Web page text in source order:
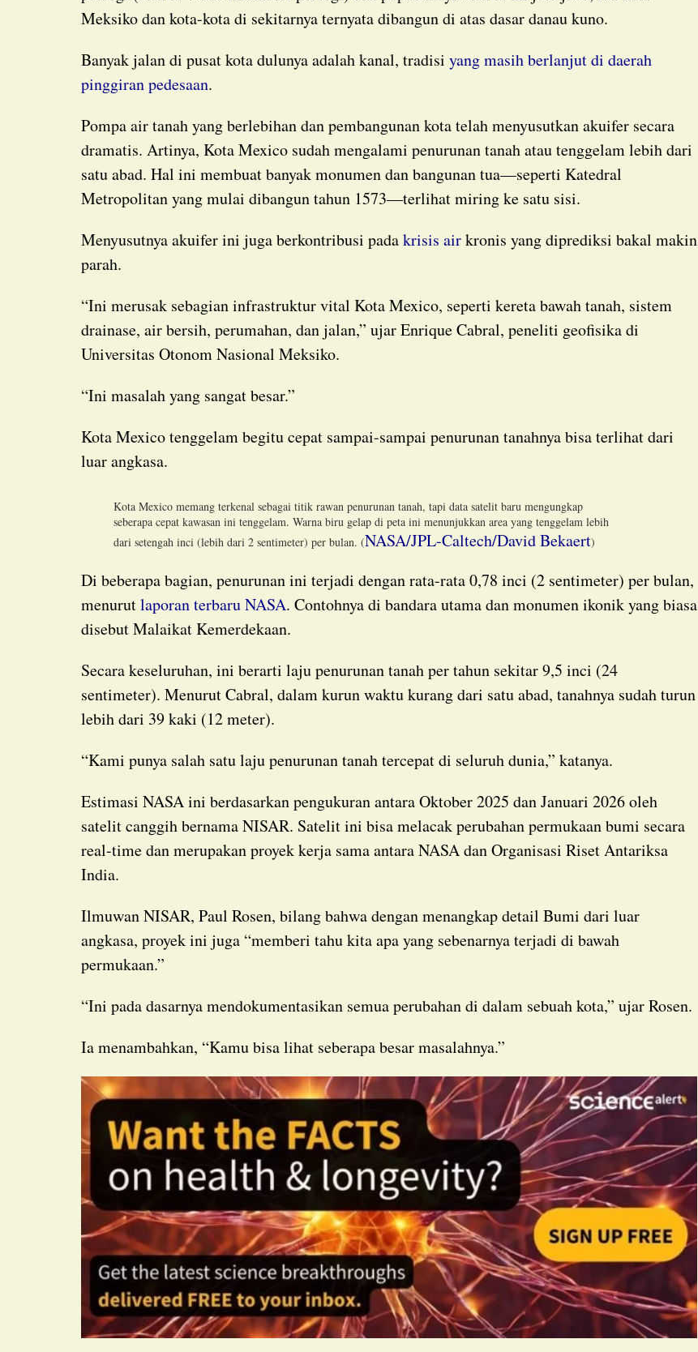
Meksiko dan kota-kota di sekitarnya ternyata dibangun di atas dasar danau kuno.
Banyak jalan di pusat kota dulunya adalah kanal, tradisiyang masih berlanjut di daerah
pinggiran pedesaan.
Pompa air tanah yang berlebihan dan pembangunan kota telah menyusutkan akuifer secara
dramatis. Artinya, Kota Mexico sudah mengalami penurunan tanah atau tenggelam lebih dari
satu abad. Hal ini membuat banyak monumen dan bangunan tua—seperti Katedral
Metropolitan yang mulai dibangun tahun 1573—terlihat miring ke satu sisi.
Menyusutnya akuifer ini juga berkontribusi padakrisis airkronis yang diprediksi bakal makin
parah.
“Ini merusak sebagian infrastruktur vital Kota Mexico, seperti kereta bawah tanah, sistem
drainase, air bersih, perumahan, dan jalan,” ujar Enrique Cabral, peneliti geofisika di
Universitas Otonom Nasional Meksiko.
“Ini masalah yang sangat besar.”
Kota Mexico tenggelam begitu cepat sampai-sampai penurunan tanahnya bisa terlihat dari
luar angkasa.
Kota Mexico memang terkenal sebagai titik rawan penurunan tanah, tapi data satelit baru mengungkap
seberapa cepat kawasan ini tenggelam. Warna biru gelap di peta ini menunjukkan area yang tenggelam lebih
dari setengah inci (lebih dari 2 sentimeter) per bulan. (NASA/JPL-Caltech/David Bekaert)
Di beberapa bagian, penurunan ini terjadi dengan rata-rata 0,78 inci (2 sentimeter) per bulan,
menurutlaporan terbaru NASA. Contohnya di bandara utama dan monumen ikonik yang biasa
disebut Malaikat Kemerdekaan.
Secara keseluruhan, ini berarti laju penurunan tanah per tahun sekitar 9,5 inci (24
sentimeter). Menurut Cabral, dalam kurun waktu kurang dari satu abad, tanahnya sudah turun
lebih dari 39 kaki (12 meter).
“Kami punya salah satu laju penurunan tanah tercepat di seluruh dunia,” katanya.
Estimasi NASA ini berdasarkan pengukuran antara Oktober 2025 dan Januari 2026 oleh
satelit canggih bernama NISAR. Satelit ini bisa melacak perubahan permukaan bumi secara
real-time dan merupakan proyek kerja sama antara NASA dan Organisasi Riset Antariksa
India.
Ilmuwan NISAR, Paul Rosen, bilang bahwa dengan menangkap detail Bumi dari luar
angkasa, proyek ini juga “memberi tahu kita apa yang sebenarnya terjadi di bawah
permukaan.”
“Ini pada dasarnya mendokumentasikan semua perubahan di dalam sebuah kota,” ujar Rosen.
Ia menambahkan, “Kamu bisa lihat seberapa besar masalahnya.”